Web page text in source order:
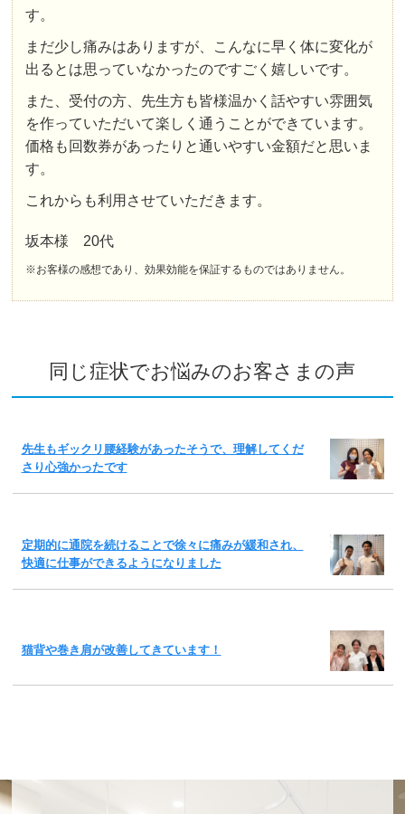
す。
まだ少し痛みはありますが、こんなに早く体に変化が
出るとは思っていなかったのですごく嬉しいです。
また、受付の方、先生方も皆様温かく話やすい雰囲気
を作っていただいて楽しく通うことができています。
価格も回数券があったりと通いやすい金額だと思いま
す。
これからも利用させていただきます。
坂本様 20代
※お客様の感想であり、効果効能を保証するものではありません。
同じ症状でお悩みのお客さまの声
先生もギックリ腰経験があったそうで、理解してくだ
さり心強かったです
定期的に通院を続けることで徐々に痛みが緩和され、
快適に仕事ができるようになりました
猫背や巻き肩が改善してきています！